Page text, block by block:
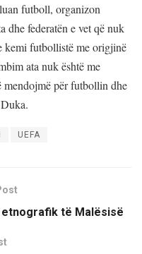
futboll, organizon
dhe federatën e vet që nuk
kemi futbollistë me origjinë
ata nuk është me
mendojmë për futbollin dhe
UEFA
të Malësisë